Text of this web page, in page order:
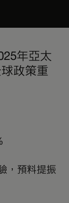
年亞太
政策重
，預料提振